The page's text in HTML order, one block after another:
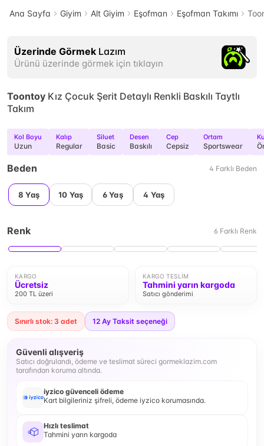
Ana Sayfa Giyim Alt Giyim Eşofman Eşofman Takımı
Üzerinde Görmek Lazım
Ürünü üzerinde görmek için tıklayın
Toontoy Kız Çocuk Şerit Detaylı Renkli Baskılı Taytlı
Takım
Kol Boyu
Uzun
Kalıp
Regular
Siluet
Basic
Desen
Baskılı
Cep
Cepsiz
Ortam
Sportswear
Beden 4 Farklı Beden
8 Yaş 10 Yaş 6 Yaş 4 Yaş
Renk 6 Farklı Renk
KARGO
Ücretsiz
200 TL üzeri
KARGO TESLIM
Tahmini yarın kargoda
Satıcı gönderimi
Sınırlı stok: 3 adet 12 Ay Taksit seçeneği
Güvenli alışveriş
Satıcı doğrulandı, ödeme ve teslimat süreci gormeklazim.com
tarafından koruma altında.
iyzico güvenceli ödeme
Kart bilgileriniz şifreli, ödeme iyzico korumasında.
Hızlı teslimat
Tahmini yarın kargoda